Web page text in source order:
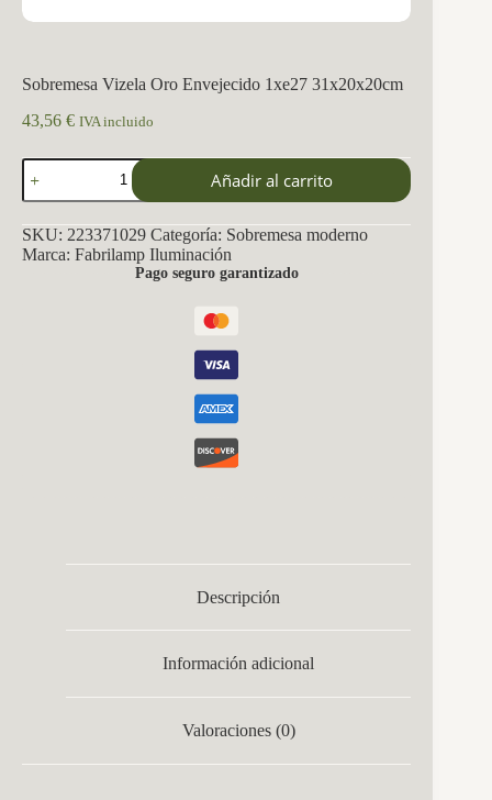
Sobremesa Vizela Oro Envejecido 1xe27 31x20x20cm
43,56 € IVA incluido
Sobremesa
Vizela
Oro
Envejecido
1xe27
31x20x20cm
Añadir al carrito
SKU: 223371029 Categoría: Sobremesa moderno
Marca: Fabrilamp Iluminación
Pago seguro garantizado
Descripción
Información adicional
Valoraciones (0)